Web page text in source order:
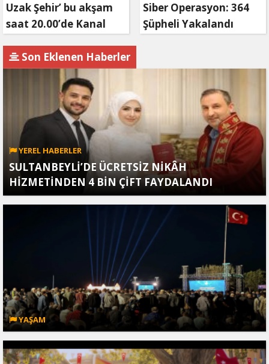
Uzak Şehir’ bu akşam
saat 20.00’de Kanal
Siber Operasyon: 364
Şüpheli Yakalandı
Son Eklenen Haberler
YEREL HABERLER
SULTANBEYLİ’DE ÜCRETSİZ NİKÂH
HİZMETİNDEN 4 BİN ÇİFT FAYDALANDI
YAŞAM